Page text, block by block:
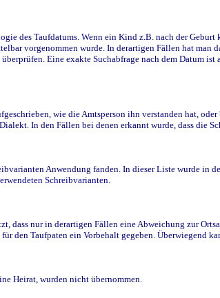
des Taufdatums. Wenn ein Kind z.B. nach der
vorgenommen wurde. In derartigen Fällen hat man
Eine exakte Suchabfrage nach dem Datum
wie die Amtsperson ihn verstanden hat, oder
In den Fällen bei denen erkannt wurde, dass die
Anwendung fanden. In dieser Liste wurde in
Schreibvarianten.
dass nur in derartigen Fällen eine Abweichung zur
Taufpaten ein Vorbehalt gegeben. Überwiegend
Heirat, wurden nicht übernommen.